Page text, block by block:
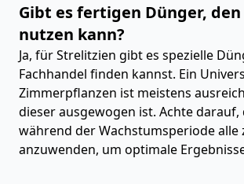
Gibt es fertigen Dünger,
nutzen kann?
Ja, für Strelitzien gibt es spezielle
Fachhandel finden kannst. Ein
Zimmerpflanzen ist meistens
dieser ausgewogen ist. Achte
während der Wachstumsperiode alle
anzuwenden, um optimale